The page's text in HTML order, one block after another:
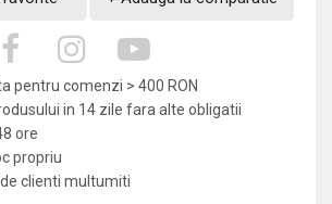
pentru comenzi > 400 RON
in 14 zile fara alte obligatii
ore
propriu
clienti multumiti